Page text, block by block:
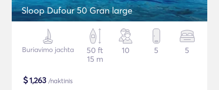
Sloop Dufour 50 Gran large
Buriavimo jachta
50 ft
15 m
10 5 5
$1,263 /naktinis